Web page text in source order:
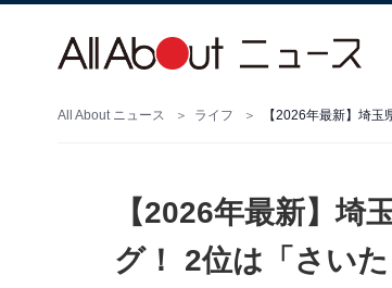
All About ニュース ライフ 【2026年最新】埼
【2026年最新】埼
グ！ 2位は「さい